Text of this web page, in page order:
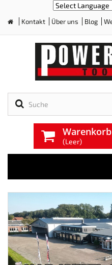
Kontakt Über uns Blog
Warenkorb
(Leer)